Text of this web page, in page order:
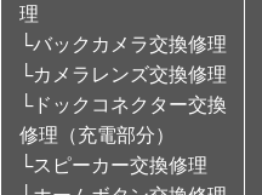
理
└バックカメラ交換修理
└カメラレンズ交換修理
└ドックコネクター交換
修理（充電部分）
└スピーカー交換修理